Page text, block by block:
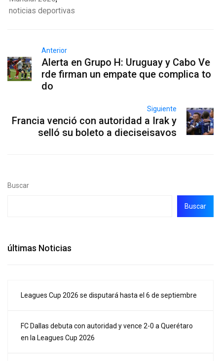
noticias deportivas
Anterior
Alerta en Grupo H: Uruguay y Cabo Ve
rde firman un empate que complica to
do
Siguiente
Francia venció con autoridad a Irak y
selló su boleto a dieciseisavos
Buscar
Buscar
últimas Noticias
Leagues Cup 2026 se disputará hasta el 6 de septiembre
FC Dallas debuta con autoridad y vence 2-0 a Querétaro
en la Leagues Cup 2026